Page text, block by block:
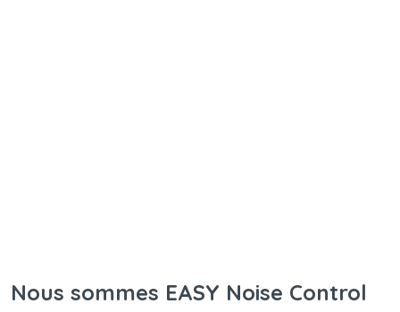
Nous sommes EASY Noise Control